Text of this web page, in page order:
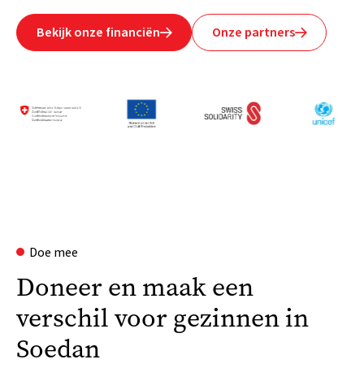
Bekijk onze financiën Onze partners
Doe mee
Doneer en maak een
verschil voor gezinnen in
Soedan